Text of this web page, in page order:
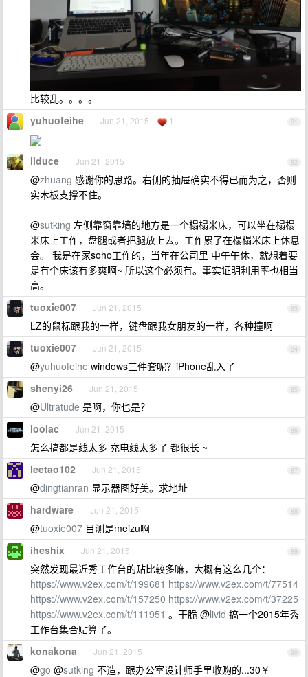
比较乱。。。。
81
yuhuofeihe Jun 21, 2015 1
82
iiduce Jun 21, 2015
@zhuang 感谢你的思路。右侧的抽屉确实不得已而为之，否则
实木板支撑不住。
@sutking 左侧靠窗靠墙的地方是一个榻榻米床，可以坐在榻榻
米床上工作，盘腿或者把腿放上去。工作累了在榻榻米床上休息
会。 我是在家soho工作的，当年在公司里 中午午休，就想着要
是有个床该有多爽啊~ 所以这个必须有。事实证明利用率也相当
高。
83
tuoxie007 Jun 21, 2015
LZ的鼠标跟我的一样，键盘跟我女朋友的一样，各种撞啊
84
tuoxie007 Jun 21, 2015
@yuhuofeihe windows三件套呢？iPhone乱入了
85
shenyi26 Jun 21, 2015
@Ultratude 是啊，你也是？
86
loolac Jun 21, 2015
怎么搞都是线太多 充电线太多了 都很长 ~
87
leetao102 Jun 21, 2015
@dingtianran 显示器图好美。求地址
88
hardware Jun 21, 2015
@tuoxie007 目测是meizu啊
89
iheshix Jun 21, 2015
突然发现最近秀工作台的贴比较多嘛，大概有这么几个：
https://www.v2ex.com/t/199681 https://www.v2ex.com/t/77514
https://www.v2ex.com/t/157250 https://www.v2ex.com/t/37225
https://www.v2ex.com/t/111951 。干脆 @livid 搞一个2015年秀
工作台集合贴算了。
90
konakona Jun 21, 2015
@go @sutking 不造，跟办公室设计师手里收购的...30￥